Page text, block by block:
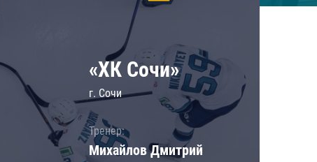
«ХК Сочи»
г. Сочи
Тренер:
Михайлов Дмитрий